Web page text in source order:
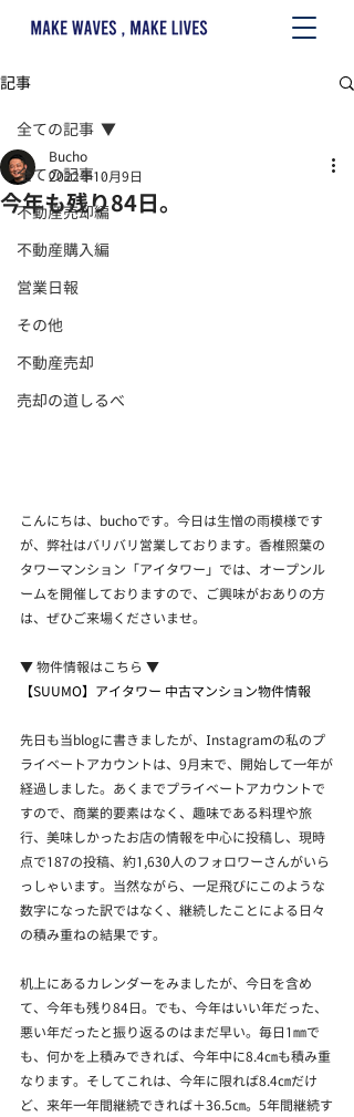
記事
全ての記事
不動産売却編
不動産購入編
営業日報
その他
不動産売却
売却の道しるべ
全ての記事
今年も残り84日。
Bucho
2022年10月9日
こんにちは、buchoです。今日は生憎の雨模様です
が、弊社はバリバリ営業しております。香椎照葉の
タワーマンション「アイタワー」では、オープンル
ームを開催しておりますので、ご興味がおありの方
は、ぜひご来場くださいませ。
▼ 物件情報はこちら ▼
【SUUMO】アイタワー 中古マンション物件情報
先日も当blogに書きましたが、Instagramの私のプ
ライベートアカウントは、9月末で、開始して一年が
経過しました。あくまでプライベートアカウントで
すので、商業的要素はなく、趣味である料理や旅
行、美味しかったお店の情報を中心に投稿し、現時
点で187の投稿、約1,630人のフォロワーさんがいら
っしゃいます。当然ながら、一足飛びにこのような
数字になった訳ではなく、継続したことによる日々
の積み重ねの結果です。
机上にあるカレンダーをみましたが、今日を含め
て、今年も残り84日。でも、今年はいい年だった、
悪い年だったと振り返るのはまだ早い。毎日1㎜で
も、何かを上積みできれば、今年中に8.4㎝も積み重
なります。そしてこれは、今年に限れば8.4㎝だけ
ど、来年一年間継続できれば＋36.5㎝。5年間継続す